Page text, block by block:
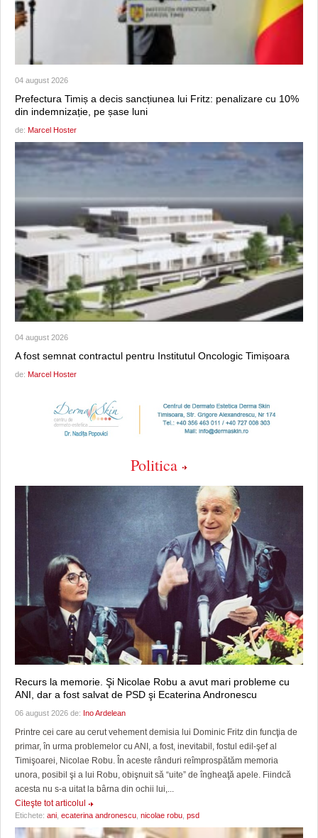
04 august 2026
Prefectura Timiș a decis sancțiunea lui Fritz: penalizare cu 10%
din indemnizație, pe șase luni
de: Marcel Hoster
04 august 2026
A fost semnat contractul pentru Institutul Oncologic Timișoara
de: Marcel Hoster
Politica
Recurs la memorie. Şi Nicolae Robu a avut mari probleme cu
ANI, dar a fost salvat de PSD şi Ecaterina Andronescu
06 august 2026 de: Ino Ardelean
Printre cei care au cerut vehement demisia lui Dominic Fritz din funcţia de
primar, în urma problemelor cu ANI, a fost, inevitabil, fostul edil-şef al
Timişoarei, Nicolae Robu. În aceste rânduri reîmprospătăm memoria
unora, posibil şi a lui Robu, obişnuit să “uite” de îngheaţă apele. Fiindcă
acesta nu s-a uitat la bârna din ochii lui,...
Citeşte tot articolul
Etichete: ani ecaterina andronescu nicolae robu psd